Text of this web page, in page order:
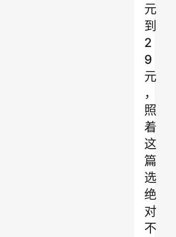
元
到
2
9
元
，
照
着
这
篇
选
绝
对
不